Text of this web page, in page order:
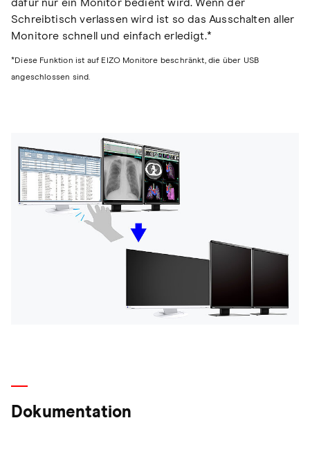
dafür nur ein Monitor bedient wird. Wenn der
Schreibtisch verlassen wird ist so das Ausschalten aller
Monitore schnell und einfach erledigt.*
*Diese Funktion ist auf EIZO Monitore beschränkt, die über USB
angeschlossen sind.
Dokumentation